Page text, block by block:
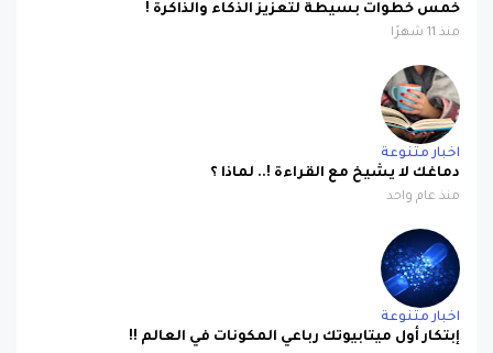
خمس خطوات بسيطة لتعزيز الذكاء والذاكرة !
منذ 11 شهرًا
اخبار متنوعة
دماغك لا يشيخ مع القراءة !.. لماذا ؟
منذ عام واحد
اخبار متنوعة
إبتكار أول ميتابيوتك رباعي المكونات في العالم !!